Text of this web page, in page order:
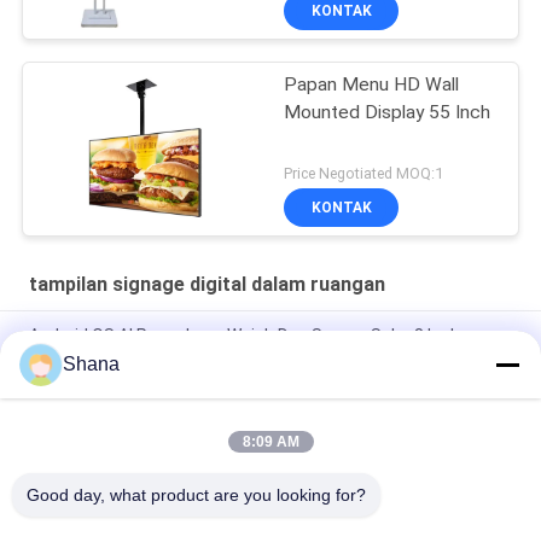
KONTAK
Papan Menu HD Wall
Mounted Display 55 Inch
Price Negotiated MOQ:1
KONTAK
tampilan signage digital dalam ruangan
Android OS AI Pengakuan Wajah Dan Sensor Suhu 8 Inch
Tampilan Digital Signage Dalam Ruangan Berputar
Smartboard Layar Sentuh Kapasitif
JCVISION LED Panel TFT 32 Inch Digital Menu Tampilan dinding
Shana
8:09 AM
Good day, what product are you looking for?